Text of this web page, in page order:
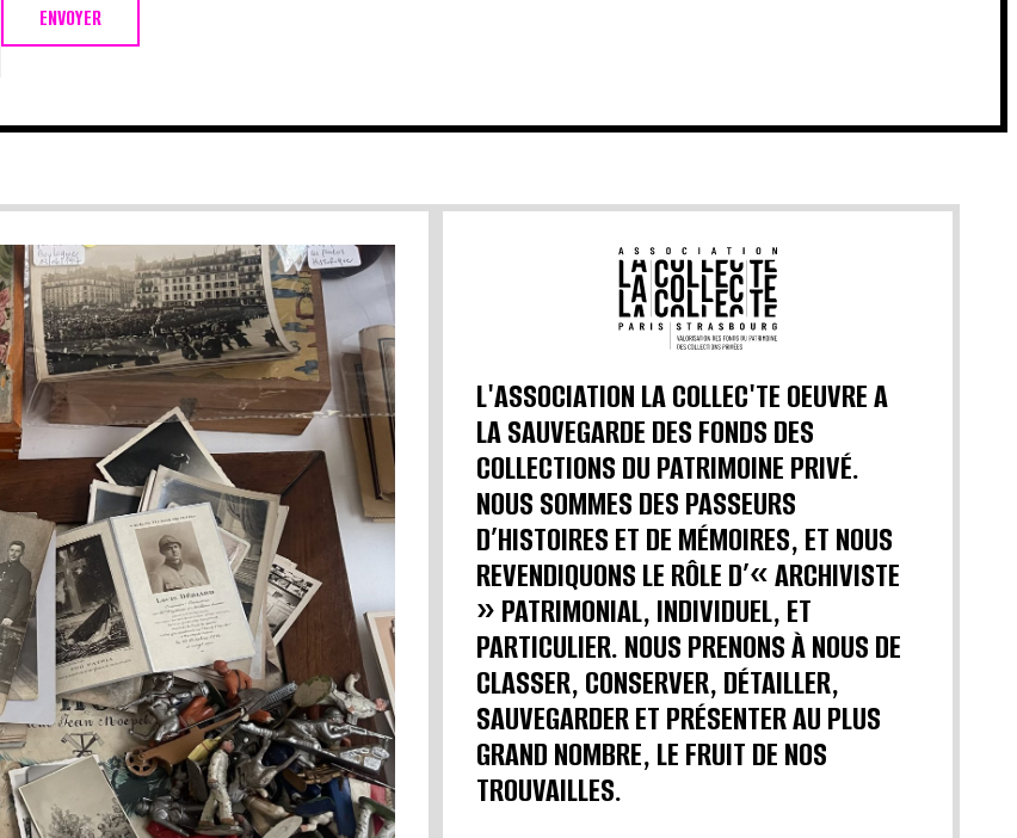
ENVOYER
L'ASSOCIATION LA COLLEC'TE OEUVRE A
LA SAUVEGARDE DES FONDS DES
COLLECTIONS DU PATRIMOINE PRIVÉ.
NOUS SOMMES DES PASSEURS
D’HISTOIRES ET DE MÉMOIRES, ET NOUS
REVENDIQUONS LE RÔLE D’« ARCHIVISTE
» PATRIMONIAL, INDIVIDUEL, ET
PARTICULIER. NOUS PRENONS À NOUS DE
CLASSER, CONSERVER, DÉTAILLER,
SAUVEGARDER ET PRÉSENTER AU PLUS
GRAND NOMBRE, LE FRUIT DE NOS
TROUVAILLES.